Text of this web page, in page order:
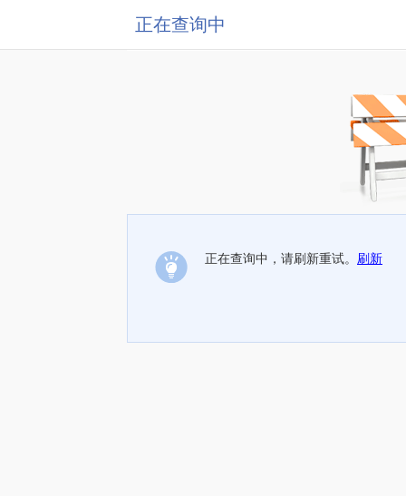
正在查询中
正在查询中，请刷新重试。 刷新